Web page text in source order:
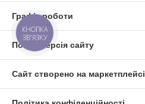
Графік роботи
Повна версія сайту
Сайт створено на маркетплейсі
КНОПКА
ЗВ'ЯЗКУ